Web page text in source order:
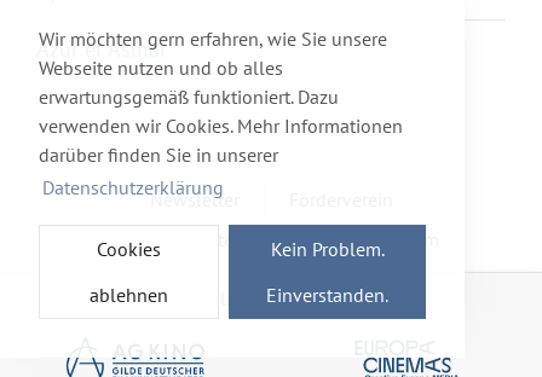
Wir möchten gern erfahren, wie Sie unsere
Webseite nutzen und ob alles
erwartungsgemäß funktioniert. Dazu
verwenden wir Cookies. Mehr Informationen
darüber finden Sie in unserer
Datenschutzerklärung
Cookies
ablehnen
Kein Problem.
Einverstanden.
Azur et Asmar
Newsletter
Haftung & Datenschutz
Impressum
Mitglied im Netzwerk